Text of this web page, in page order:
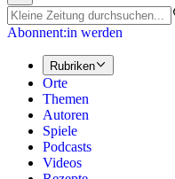
Abonnent:in werden
Rubriken
Orte
Themen
Autoren
Spiele
Podcasts
Videos